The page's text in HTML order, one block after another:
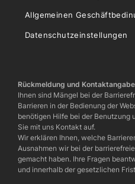
Allgemeinen
Datenschutzeinstellungen
Rückmeldung und
Ihnen sind Mängel bei der
Barrieren in der Bedienung der
benötigen Hilfe bei der Benutzung
Sie mit uns Kontakt auf.
Wir erklären Ihnen, welche
Ausnahmen wir bei der
gemacht haben. Ihre Fragen
und innerhalb der gesetzlichen